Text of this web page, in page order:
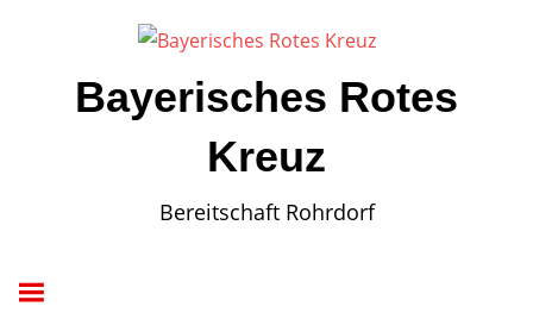
springenBayerisches Rotes
Kreuz
Bereitschaft Rohrdorf